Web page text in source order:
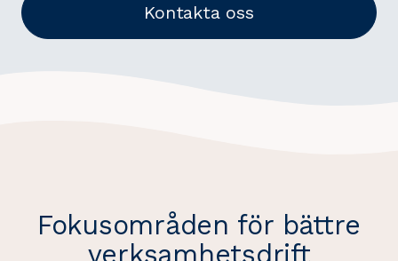
Kontakta oss
Fokusområden för bättre
verksamhetsdrift